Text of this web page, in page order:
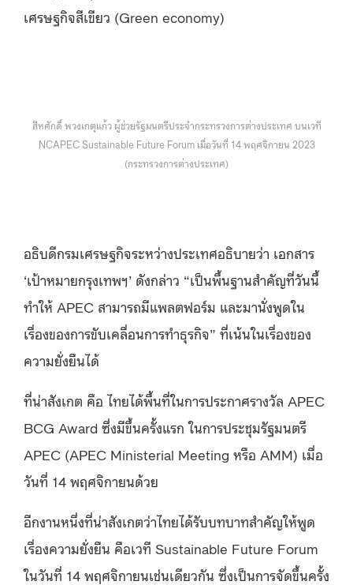
เศรษฐกิจสีเขียว (Green economy)
สีหศักดิ์ พวงเกตุแก้ว ผู้ช่วยรัฐมนตรีประจำกระทรวงการต่างประเทศ บนเวที
NCAPEC Sustainable Future Forum เมื่อวันที่ 14 พฤศจิกายน 2023
(กระทรวงการต่างประเทศ)
อธิบดีกรมเศรษฐกิจระหว่างประเทศอธิบายว่า เอกสาร
‘เป้าหมายกรุงเทพฯ’ ดังกล่าว “เป็นพื้นฐานสำคัญที่วันนี้
ทำให้ APEC สามารถมีแพลตฟอร์ม และมานั่งพูดใน
เรื่องของการขับเคลื่อนการทำธุรกิจ” ที่เน้นในเรื่องของ
ความยั่งยืนได้
ที่น่าสังเกต คือ ไทยได้พื้นที่ในการประกาศรางวัล APEC
BCG Award ซึ่งมีขึ้นครั้งแรก ในการประชุมรัฐมนตรี
APEC (APEC Ministerial Meeting หรือ AMM) เมื่อ
วันที่ 14 พฤศจิกายนด้วย
อีกงานหนึ่งที่น่าสังเกตว่าไทยได้รับบทบาทสำคัญให้พูด
เรื่องความยั่งยืน คือเวที Sustainable Future Forum
ในวันที่ 14 พฤศจิกายนเช่นเดียวกัน ซึ่งเป็นการจัดขึ้นครั้ง